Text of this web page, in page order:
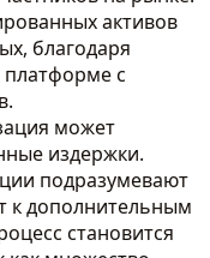
активов
благодаря
с
может
издержки.
подразумевают
к дополнительным
становится